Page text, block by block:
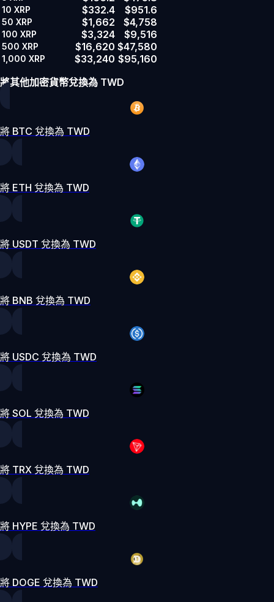
10 XRP $332.4 $951.6
50 XRP $1,662 $4,758
100 XRP $3,324 $9,516
500 XRP $16,620 $47,580
1,000 XRP $33,240 $95,160
將其他加密貨幣兌換為 TWD
將 BTC 兌換為 TWD
將 ETH 兌換為 TWD
將 USDT 兌換為 TWD
將 BNB 兌換為 TWD
將 USDC 兌換為 TWD
將 SOL 兌換為 TWD
將 TRX 兌換為 TWD
將 HYPE 兌換為 TWD
將 DOGE 兌換為 TWD